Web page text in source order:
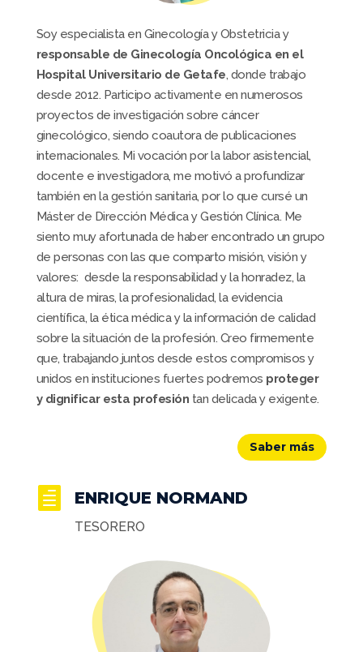
Soy especialista en Ginecología y Obstetricia y
responsable de Ginecología Oncológica en el
Hospital Universitario de Getafe, donde trabajo
desde 2012. Participo activamente en numerosos
proyectos de investigación sobre cáncer
ginecológico, siendo coautora de publicaciones
internacionales. Mi vocación por la labor asistencial,
docente e investigadora, me motivó a profundizar
también en la gestión sanitaria, por lo que cursé un
Máster de Dirección Médica y Gestión Clínica. Me
siento muy afortunada de haber encontrado un grupo
de personas con las que comparto misión, visión y
valores: desde la responsabilidad y la honradez, la
altura de miras, la profesionalidad, la evidencia
científica, la ética médica y la información de calidad
sobre la situación de la profesión. Creo firmemente
que, trabajando juntos desde estos compromisos y
unidos en instituciones fuertes podremos proteger
y dignificar esta profesión tan delicada y exigente.
Saber más
 ENRIQUE NORMAND
TESORERO